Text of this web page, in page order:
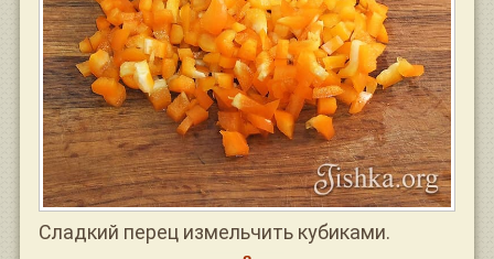
Сладкий перец измельчить кубиками.